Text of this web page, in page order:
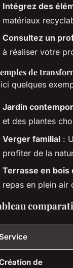
Intégrez des
matériaux
Consultez un
à réaliser votre
de
quelques
Jardin
et des plantes
Verger familial :
profiter de la
Terrasse en bois
repas en plein air
de